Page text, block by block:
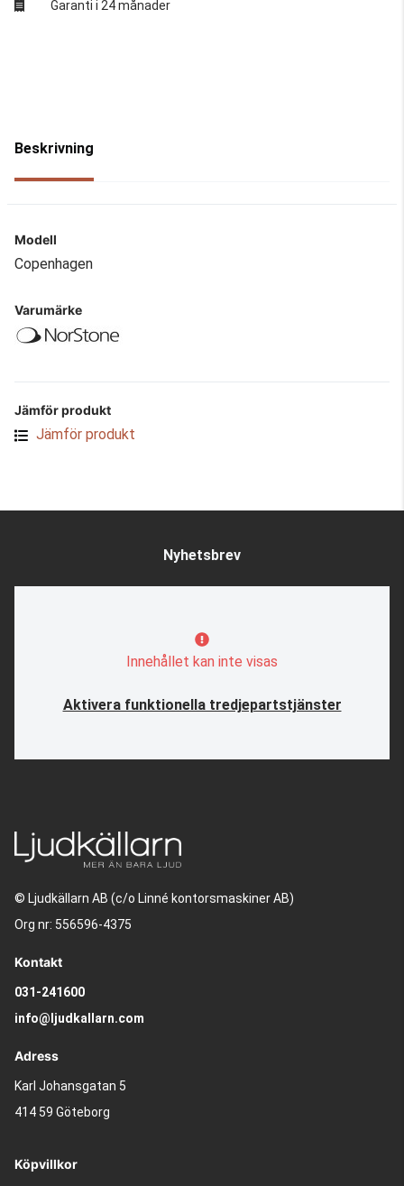
Garanti i 24 månader
Beskrivning
Modell
Copenhagen
Varumärke
Jämför produkt
Jämför produkt
Nyhetsbrev
Innehållet kan inte visas
Aktivera funktionella tredjepartstjänster
© Ljudkällarn AB (c/o Linné kontorsmaskiner AB)
Org nr: 556596-4375
Kontakt
031-241600
info@ljudkallarn.com
Adress
Karl Johansgatan 5
414 59 Göteborg
Köpvillkor